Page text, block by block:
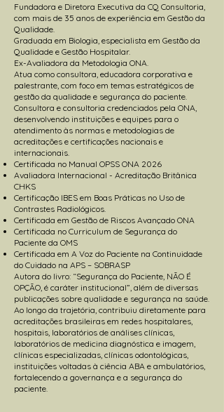
Fundadora e Diretora Executiva da CQ Consultoria,
com mais de 35 anos de experiência em Gestão da
Qualidade.
Graduada em Biologia, especialista em Gestão da
Qualidade e Gestão Hospitalar.
Ex-Avaliadora da Metodologia ONA.
Atua como consultora, educadora corporativa e
palestrante, com foco em temas estratégicos de
gestão da qualidade e segurança do paciente.
Consultora e consultoria credenciados pela ONA,
desenvolvendo instituições e equipes para o
atendimento às normas e metodologias de
acreditações e certificações nacionais e
internacionais.
Certificada no Manual OPSS ONA 2026
Avaliadora Internacional - Acreditação Britânica
CHKS
Certificação IBES em Boas Práticas no Uso de
Contrastes Radiológicos.
Certificada em Gestão de Riscos Avançado ONA
Certificada no Curriculum de Segurança do
Paciente da OMS
Certificada em A Voz do Paciente na Continuidade
do Cuidado na APS – SOBRASP
Autora do livro: “Segurança do Paciente, NÃO É
OPÇÃO, é caráter institucional”, além de diversas
publicações sobre qualidade e segurança na saúde.
Ao longo da trajetória, contribuiu diretamente para
acreditações brasileiras em redes hospitalares,
hospitais, laboratórios de análises clínicas,
laboratórios de medicina diagnóstica e imagem,
clínicas especializadas, clínicas odontológicas,
instituições voltadas à ciência ABA e ambulatórios,
fortalecendo a governança e a segurança do
paciente.